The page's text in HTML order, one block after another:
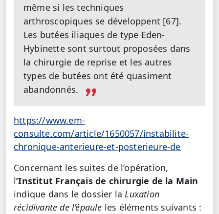
même si les techniques
arthroscopiques se développent [67].
Les butées iliaques de type Eden-
Hybinette sont surtout proposées dans
la chirurgie de reprise et les autres
types de butées ont été quasiment
abandonnés.
https://www.em-
consulte.com/article/1650057/instabilite-
chronique-anterieure-et-posterieure-de
Concernant les suites de l’opération,
l’Institut Français de chirurgie de la Main
indique dans le dossier laLuxation
récidivante de l’épaule les éléments suivants :